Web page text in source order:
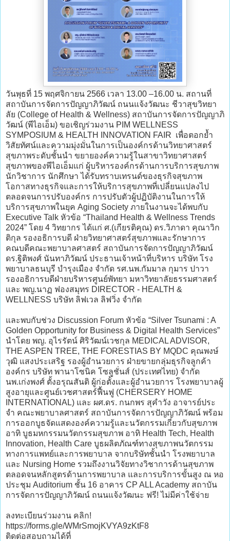
วันพุธที่ 15 พฤศจิกายน 2566 เวลา 13.00 –16.00 น. สถานที่
สถาบันการจัดการปัญญาภิวัฒน์ ถนนแจ้งวัฒนะ ชีวาสุขวิทยา
ลัย (College of Health & Wellness) สถาบันการจัดการปัญญาภิ
วัฒน์ (พีไอเอ็ม) ขอเชิญร่วมงาน PIM WELLNESS
SYMPOSIUM & HEALTH INNOVATION FAIR เพื่อตอกย้ำ
วิสัยทัศน์และความมุ่งมั่นในการเป็นองค์กรด้านวิทยาศาสตร์
สุขภาพระดับชั้นนำ ขยายองค์ความรู้ในสาขาวิทยาศาสตร์
สุขภาพของพีไอเอ็มแก่ ผู้บริหารองค์กรด้านการบริการสุขภาพ
นักวิชาการ นักศึกษา ได้รับทราบเทรนด์ของธุรกิจสุขภาพ
โอกาสทางธุรกิจและการให้บริการสุขภาพที่เปลี่ยนแปลงไป
ตลอดจนการปรับองค์กร การปรับตัวผู้ปฏิบัติงานในการให้
บริการสุขภาพในยุค Aging Society ภายในงานจะได้พบกับ
Executive Talk หัวข้อ “Thailand Health & Wellness Trends
2024” โดย 4 วิทยากร ได้แก่ ศ.(เกียรติคุณ) ดร.วิภาดา คุณาวิก
ติกุล รองอธิการบดี ฝ่ายวิทยาศาสตร์สุขภาพและรักษาการ
คณบดีคณะพยาบาลศาสตร์ สถาบันการจัดการปัญญาภิวัฒน์
ดร.ฐิติพงศ์ นันทาภิวัฒน์ ประธานเจ้าหน้าที่บริหาร บริษัท โรง
พยาบาลธนบุรี บำรุงเมือง จำกัด รศ.นพ.กัมมาล กุมาร ปาวา
รองอธิการบดีฝ่ายบริหารศูนย์พัทยา มหาวิทยาลัยธรรมศาสตร์
และ พญ.นาฏ ฟองสมุทร DIRECTOR - HEALTH &
WELLNESS บริษัท ลิฟเวล ลิฟวิ่ง จำกัด
และพบกับช่วง Discussion Forum หัวข้อ “Silver Tsunami : A
Golden Opportunity for Business & Digital Health Services”
นำโดย พญ. อุไรรัตน์ ศิริวัฒน์เวชกุล MEDICAL ADVISOR,
THE ASPEN TREE, THE FORESTIAS BY MQDC คุณพงษ์
วุฒิ แสงประเสริฐ รองผู้อำนวยการ ฝ่ายขายกลุ่มธุรกิจลูกค้า
องค์กร บริษัท พานาโซนิค โซลูชั่นส์ (ประเทศไทย) จำกัด
นพ.เก่งพงศ์ ตั้งอรุณสันติ ผู้ก่อตั้งและผู้อำนวยการ โรงพยาบาลผู้
สูงอายุและศูนย์เวชศาสตร์ฟื้นฟู (CHERSERY HOME
INTERNATIONAL) และ ผศ.ดร. กนกพร สุคำวัง อาจารย์ประ
จํา คณะพยาบาลศาสตร์ สถาบันการจัดการปัญญาภิวัฒน์ พร้อม
การออกบูธจัดแสดงองค์ความรู้และนวัตกรรมเกี่ยวกับสุขภาพ
อาทิ บูธมหกรรมนวัตกรรมสุขภาพ อาทิ Health Tech, Health
Innovation, Health Care บูธผลิตภัณฑ์ทางสุขภาพนวัตกรรม
ทางการแพทย์และการพยาบาล จากบริษัทชั้นนำ โรงพยาบาล
และ Nursing Home รวมถึงงานวิจัยทางวิชาการด้านสุขภาพ
ตลอดจนหลักสูตรด้านการพยาบาล และการบริการขั้นสูง ณ หอ
ประชุม Auditorium ชั้น 16 อาคาร CP ALL Academy สถาบัน
การจัดการปัญญาภิวัฒน์ ถนนแจ้งวัฒนะ ฟรี! ไม่มีค่าใช้จ่าย
ลงทะเบียนร่วมงาน คลิก!
https://forms.gle/WMrSmojKVYA9zKtF8
ติดต่อสอบถามได้ที่